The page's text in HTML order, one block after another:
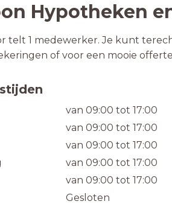
Hypotheken
telt 1 medewerker. Je kunt
of voor een mooie
van 09:00 tot 17:00
van 09:00 tot 17:00
van 09:00 tot 17:00
van 09:00 tot 17:00
van 09:00 tot 17:00
Gesloten